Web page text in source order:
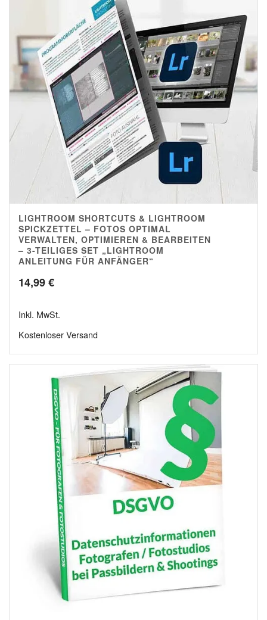
4.77
LIGHTROOM SHORTCUTS & LIGHTROOM
SPICKZETTEL – FOTOS OPTIMAL
VERWALTEN, OPTIMIEREN & BEARBEITEN
– 3-TEILIGES SET „LIGHTROOM
ANLEITUNG FÜR ANFÄNGER“
14,99€
Inkl. MwSt.
Kostenloser Versand